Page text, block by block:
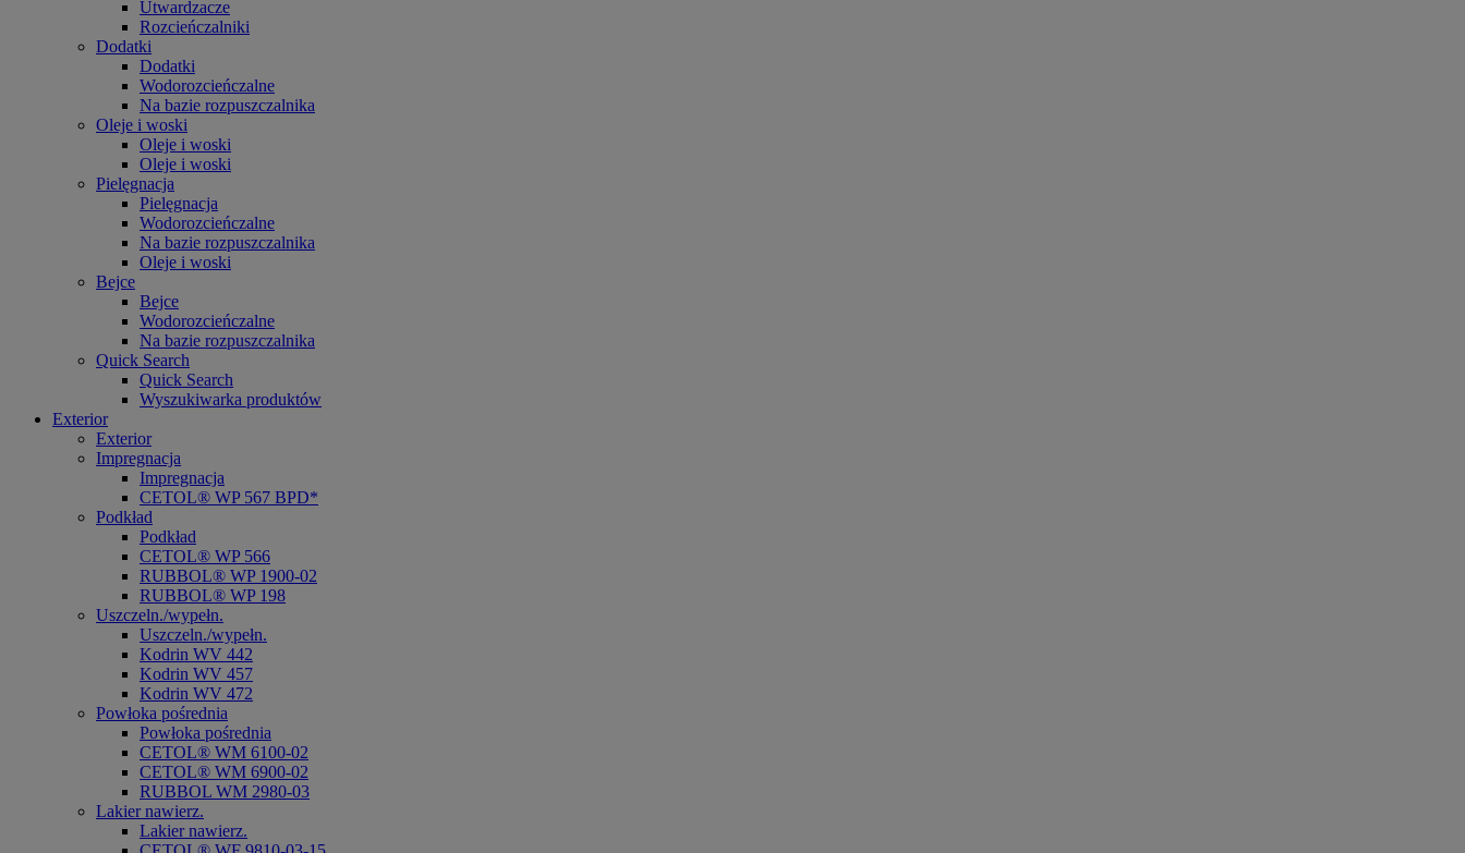
Utwardzacze
Rozcieńczalniki
Dodatki
Dodatki
Wodorozcieńczalne
Na bazie rozpuszczalnika
Oleje i woski
Oleje i woski
Oleje i woski
Pielęgnacja
Pielęgnacja
Wodorozcieńczalne
Na bazie rozpuszczalnika
Oleje i woski
Bejce
Bejce
Wodorozcieńczalne
Na bazie rozpuszczalnika
Quick Search
Quick Search
Wyszukiwarka produktów
Exterior
Exterior
Impregnacja
Impregnacja
CETOL® WP 567 BPD*
Podkład
Podkład
CETOL® WP 566
RUBBOL® WP 1900-02
RUBBOL® WP 198
Uszczeln./wypełn.
Uszczeln./wypełn.
Kodrin WV 442
Kodrin WV 457
Kodrin WV 472
Powłoka pośrednia
Powłoka pośrednia
CETOL® WM 6100-02
CETOL® WM 6900-02
RUBBOL WM 2980-03
Lakier nawierz.
Lakier nawierz.